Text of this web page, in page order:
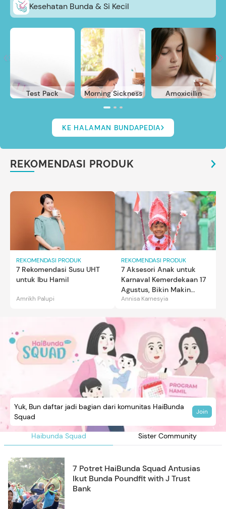
Kesehatan Bunda & Si Kecil
Test Pack Morning Sickness Amoxicillin
KE HALAMAN BUNDAPEDIA
REKOMENDASI PRODUK
REKOMENDASI PRODUK
7 Rekomendasi Susu UHT
untuk Ibu Hamil
Amrikh Palupi
REKOMENDASI PRODUK
7 Aksesori Anak untuk
Karnaval Kemerdekaan 17
Agustus, Bikin Makin
Gemas
Annisa Karnesyia
Haibunda Squad Sister Community
Yuk, Bun daftar jadi bagian dari komunitas HaiBunda
Squad
Join
7 Potret HaiBunda Squad Antusias
Ikut Bunda Poundfit with J Trust
Bank